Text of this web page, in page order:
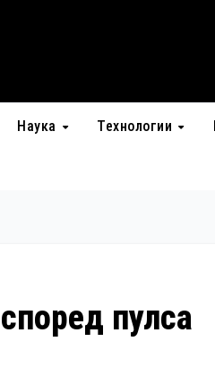
Наука Технологии
пулса